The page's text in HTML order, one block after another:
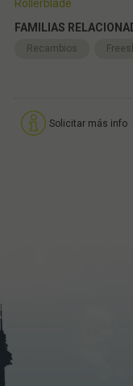
Rollerblade
FAMILIAS
Recambios
Solicitar más info